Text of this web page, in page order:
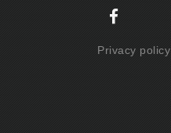
Privacy policy